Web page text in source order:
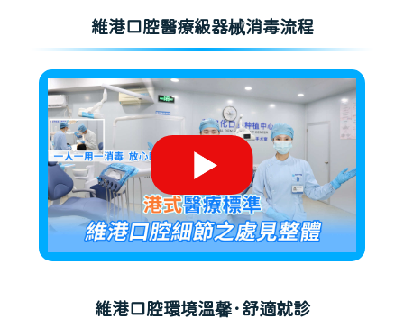
維港口腔醫療級器械消毒流程
維港口腔環境溫馨·舒適就診